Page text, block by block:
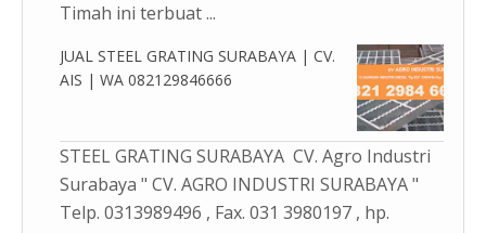
Timah ini terbuat ...
JUAL STEEL GRATING SURABAYA | CV.
AIS | WA 082129846666
STEEL GRATING SURABAYA CV. Agro Industri
Surabaya " CV. AGRO INDUSTRI SURABAYA "
Telp. 0313989496 , Fax. 031 3980197 , hp.